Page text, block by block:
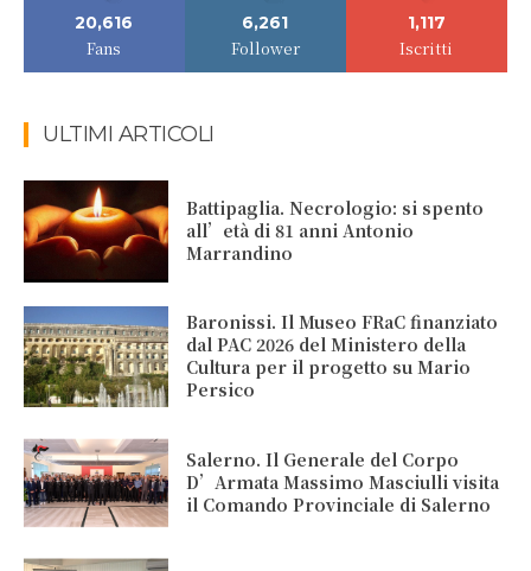
20,616
Fans
6,261
Follower
1,117
Iscritti
ULTIMI ARTICOLI
Battipaglia. Necrologio: si spento
all’età di 81 anni Antonio
Marrandino
Baronissi. Il Museo FRaC finanziato
dal PAC 2026 del Ministero della
Cultura per il progetto su Mario
Persico
Salerno. Il Generale del Corpo
D’Armata Massimo Masciulli visita
il Comando Provinciale di Salerno